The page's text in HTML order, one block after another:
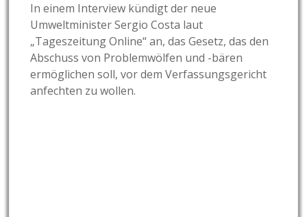
In einem Interview kündigt der neue
Umweltminister Sergio Costa laut
„Tageszeitung Online“ an, das Gesetz, das den
Abschuss von Problemwölfen und -bären
ermöglichen soll, vor dem Verfassungsgericht
anfechten zu wollen.